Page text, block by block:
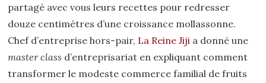
partagé avec vous leurs recettes pour redresser
douze centimètres d’une croissance mollassonne.
Chef d’entreprise hors-pair, La Reine Jiji a donné une
master class d’entreprisariat en expliquant comment
transformer le modeste commerce familial de fruits